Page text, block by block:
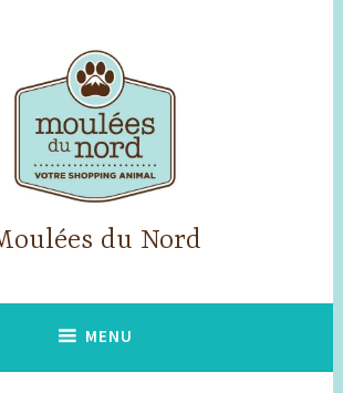
du Nord
MENU